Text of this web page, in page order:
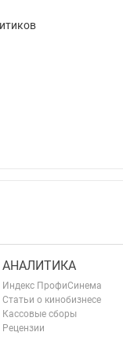
АНАЛИТИКА
Индекс ПрофиСинема
Статьи о кинобизнесе
Кассовые сборы
Рецензии